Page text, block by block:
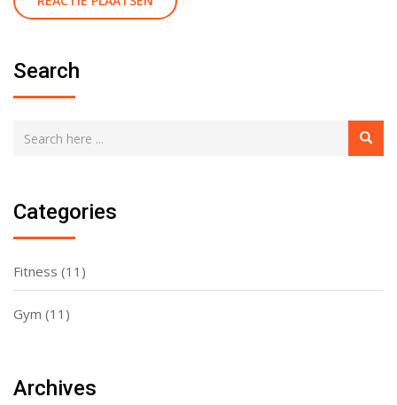
Search
Categories
Fitness (11)
Gym (11)
Archives